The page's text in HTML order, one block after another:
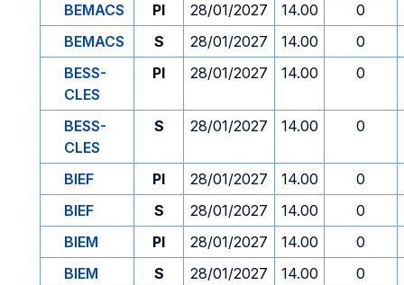
BEMACS
PI 28/01/2027 14.00
0
BEMACS
S 28/01/2027 14.00
0
BESS-
CLES
PI 28/01/2027 14.00 0
BESS-
CLES
S 28/01/2027 14.00 0
BIEF PI 28/01/2027 14.00
0
BIEF
S 28/01/2027 14.00
0
BIEM
PI 28/01/2027 14.00
0
BIEM
S 28/01/2027 14.00
0